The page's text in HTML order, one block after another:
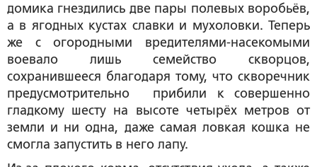
домика гнездились две пары полевых воробьёв,
а в ягодных кустах славки и мухоловки. Теперь
же с огородными вредителями-насекомыми
воевало лишь семейство скворцов,
сохранившееся благодаря тому, что скворечник
предусмотрительно прибили к совершенно
гладкому шесту на высоте четырёх метров от
земли и ни одна, даже самая ловкая кошка не
смогла запустить в него лапу.